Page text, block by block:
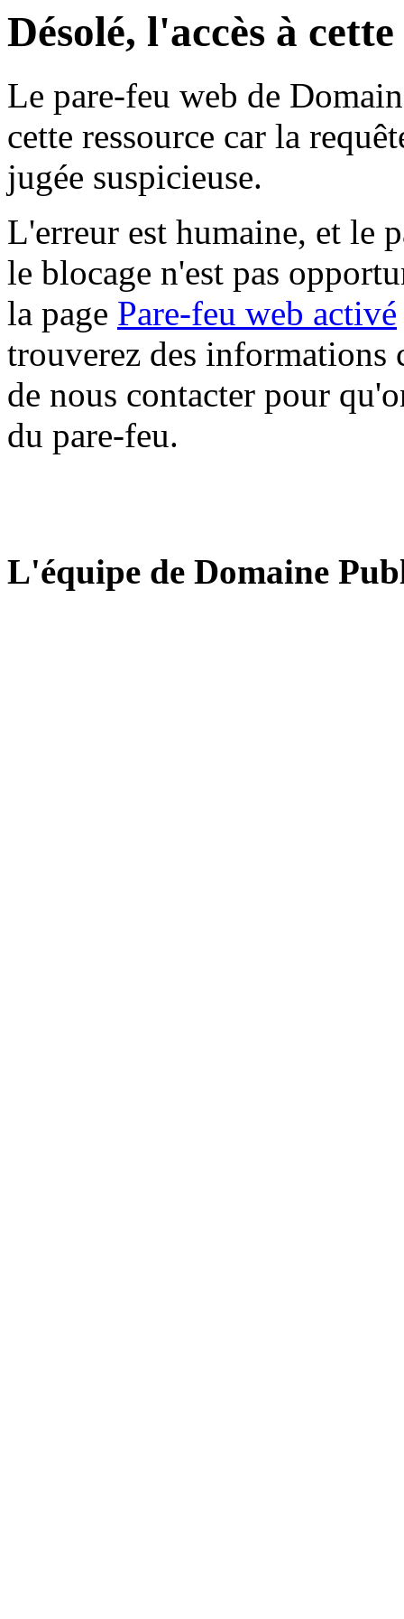
Désolé, l'accès à
Le pare-feu web de
cette ressource car la
jugée suspicieuse.
L'erreur est humaine, et le
le blocage n'est pas
la page Pare-feu web activé
trouverez des informations
de nous contacter pour
du pare-feu.
L'équipe de Domaine